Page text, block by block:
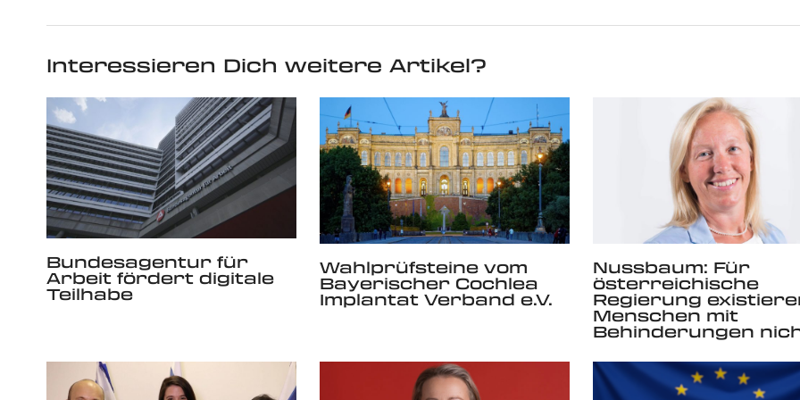
Interessieren Dich weitere Artikel?
Bundesagentur für
Arbeit fördert digitale
Teilhabe
Wahlprüfsteine vom
Bayerischer Cochlea
Implantat Verband e.V.
Nussbaum: Für
österreichische
Regierung
Menschen mit
Behinderungen